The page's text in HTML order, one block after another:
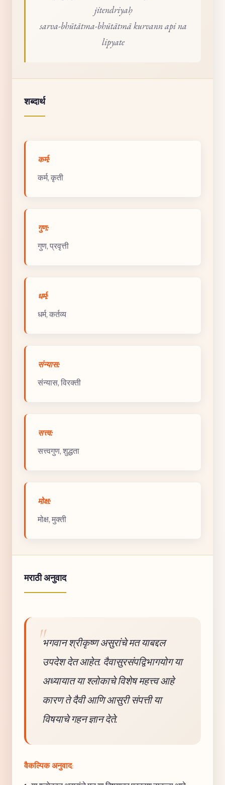
jitendriyaḥ
sarva-bhūtātma-bhūtātmā kurvann api na
lipyate
शब्दार्थ
कर्म:
कर्म, कृती
गुण:
गुण, प्रवृत्ती
धर्म:
धर्म, कर्तव्य
संन्यास:
संन्यास, विरक्ती
सत्त्व:
सत्त्वगुण, शुद्धता
मोक्ष:
मोक्ष, मुक्ती
मराठी अनुवाद
भगवान श्रीकृष्ण असुरांचे मत याबद्दल
उपदेश देत आहेत. दैवासुरसंपद्विभागयोग या
अध्यायात या श्लोकाचे विशेष महत्त्व आहे
कारण ते दैवी आणि आसुरी संपत्ती या
विषयाचे गहन ज्ञान देते.
वैकल्पिक अनुवाद: